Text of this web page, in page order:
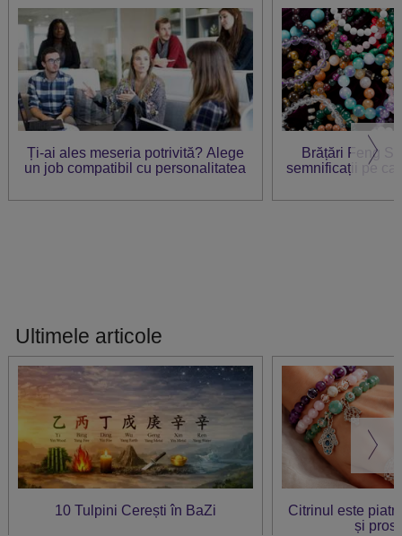
Ți-ai ales meseria potrivită? Alege
un job compatibil cu personalitatea
Brățări Feng
semnificații pe
Ultimele articole
10 Tulpini Cerești în BaZi
Citrinul este
și